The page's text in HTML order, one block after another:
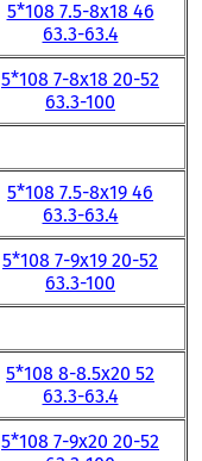
5*108 7.5-8x18 46
63.3-63.4
5*108 7-8x18 20-52
63.3-100
5*108 7.5-8x19 46
63.3-63.4
5*108 7-9x19 20-52
63.3-100
5*108 8-8.5x20 52
63.3-63.4
5*108 7-9x20 20-52